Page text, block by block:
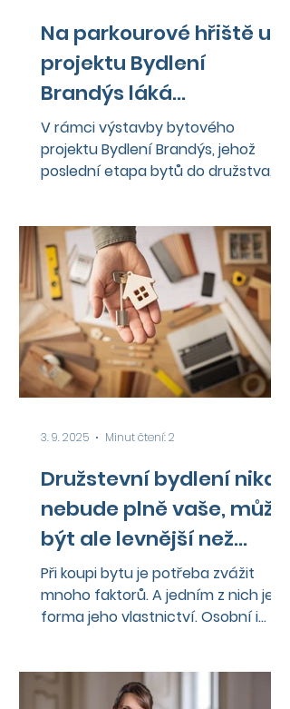
Na parkourové hřiště u
projektu Bydlení
Brandýs láká
kudyznudy.cz
V rámci výstavby bytového
projektu Bydlení Brandýs, jehož
poslední etapa bytů do družstva
Družstevní bydlení nikdy
nebude plně vaše, může
být ale levnější než
osobní vlastnictví
Při koupi bytu je potřeba zvážit
mnoho faktorů. A jedním z nich je
forma jeho vlastnictví. Osobní i
3. 9. 2025 Minut čtení: 2